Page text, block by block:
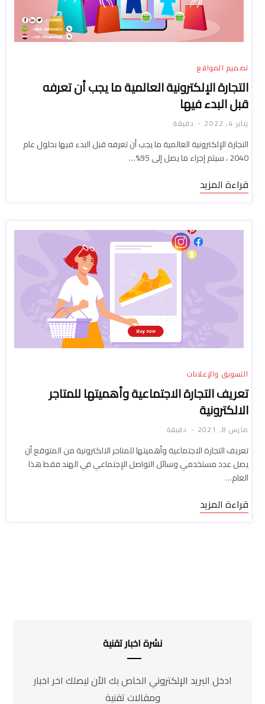
تصميم المواقع
التجارة الإلكترونية العالمية ما يجب أن تعرفه
قبل البدء فيها
يناير 4, 2022 دقيقة
التجارة الإلكترونية العالمية ما يجب أن تعرفه قبل البدء فيها بحلول عام
2040 ، سيتم إجراء ما يصل إلى 95%…
قراءة المزيد
التسويق والإعلانات
تعريف التجارة الاجتماعية وأهميتها للمتاجر
الالكترونية
مارس 8, 2021 دقيقة
تعريف التجارة الاجتماعية وأهميتها للمتاجر الالكترونية من المتوقع أن
يصل عدد مستخدمي وسائل التواصل الإجتماعي في الهند فقط هذا
العام…
قراءة المزيد
نشرة اخبار تقنية
ادخل البريد الإلكتروني الخاص بك الأن ليصلك اخر اخبار
ومقالات تقنية